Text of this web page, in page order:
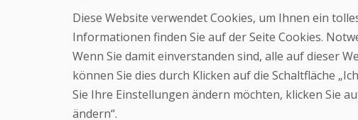
Diese Website verwendet Cookies, um Ihnen ein
Informationen finden Sie auf der Seite Cookies.
Wenn Sie damit einverstanden sind, alle auf dieser
können Sie dies durch Klicken auf die Schaltfläche
Sie Ihre Einstellungen ändern möchten, klicken Sie
ändern“.